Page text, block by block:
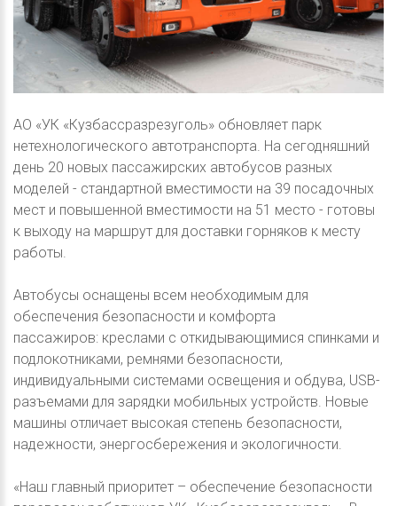
АО «УК «Кузбассразрезуголь» обновляет парк
нетехнологического автотранспорта. На сегодняшний
день 20 новых пассажирских автобусов разных
моделей - стандартной вместимости на 39 посадочных
мест и повышенной вместимости на 51 место - готовы
к выходу на маршрут для доставки горняков к месту
работы.
Автобусы оснащены всем необходимым для
обеспечения безопасности и комфорта
пассажиров: креслами с откидывающимися спинками и
подлокотниками, ремнями безопасности,
индивидуальными системами освещения и обдува, USB-
разъемами для зарядки мобильных устройств. Новые
машины отличает высокая степень безопасности,
надежности, энергосбережения и экологичности.
«Наш главный приоритет – обеспечение безопасности